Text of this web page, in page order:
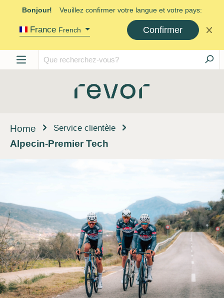
Home Service clientèle
Alpecin-Premier Tech
Bonjour! Veuillez confirmer votre langue et votre pays:
France French Confirmer